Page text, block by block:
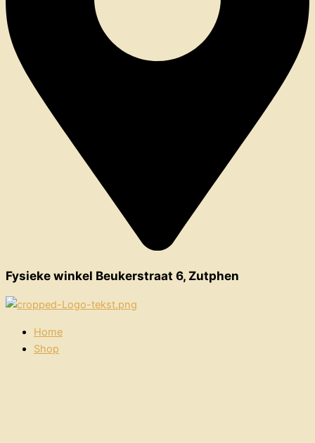
Fysieke winkel Beukerstraat 6, Zutphen
Home
Shop